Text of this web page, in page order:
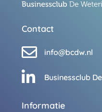
Contact
 info@bcdw.nl
 Businessclub
Informatie